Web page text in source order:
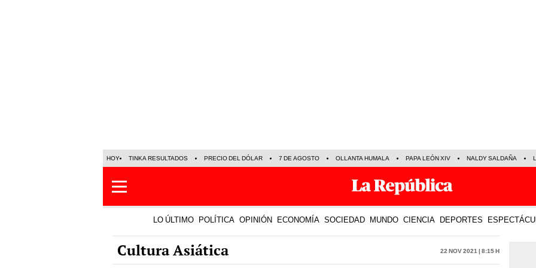
HOY TINKA RESULTADOS PRECIO DEL DÓLAR 7 DE AGOSTO OLLANTA HUMALA PAPA LEÓN XIV NALDY SALDAÑA
LO ÚLTIMO POLÍTICA OPINIÓN ECONOMÍA SOCIEDAD MUNDO CIENCIA DEPORTES
Cultura Asiática 22 Nov 2021 | 8:15 h